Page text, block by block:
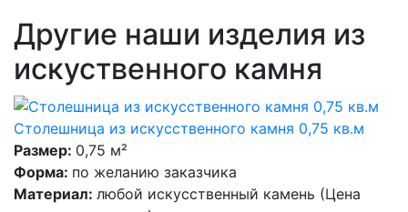
Другие наши изделия из
искуственного камня
Столешница из искусственного камня 0,75 кв.м
Размер: 0,75 м²
Форма: по желанию заказчика
Материал: любой искусственный камень (Цена